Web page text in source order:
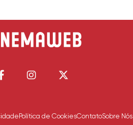
Política de CookiesContatoSobre Nós